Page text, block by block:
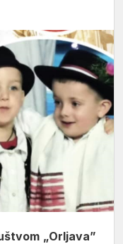
„Orljava”